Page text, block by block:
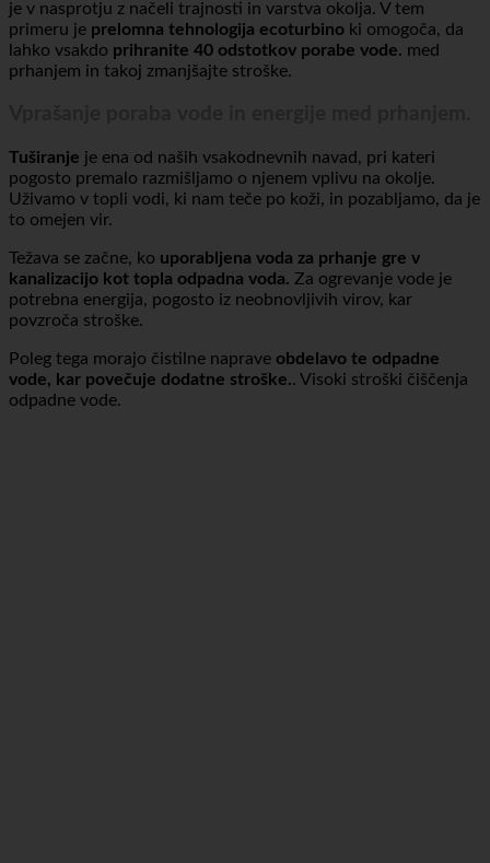
To jenesmiselno zapravljanje dragocene vode.in energija
je v nasprotju z načeli trajnosti in varstva okolja. V tem
primeru jeprelomna tehnologija ecoturbinoki omogoča, da
lahko vsakdoprihranite 40 odstotkov porabe vode.
Tuširanjeje ena od naših vsakodnevnih navad, pri kateri
pogosto premalo razmišljamo o njenem vplivu na okolje.
Uživamo v topli vodi, ki nam teče po koži, in pozabljamo, da je
Težava se začne, kouporabljena voda za prhanje gre v
kanalizacijo kot topla odpadna voda.Za ogrevanje vode je
potrebna energija, pogosto iz neobnovljivih virov, kar
Poleg tega morajo čistilne napraveobdelavo te odpadne
vode, kar povečuje dodatne stroške.